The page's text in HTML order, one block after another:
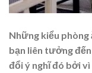
Những kiểu
bạn liên tưởng
đổi ý nghĩ đó bởi